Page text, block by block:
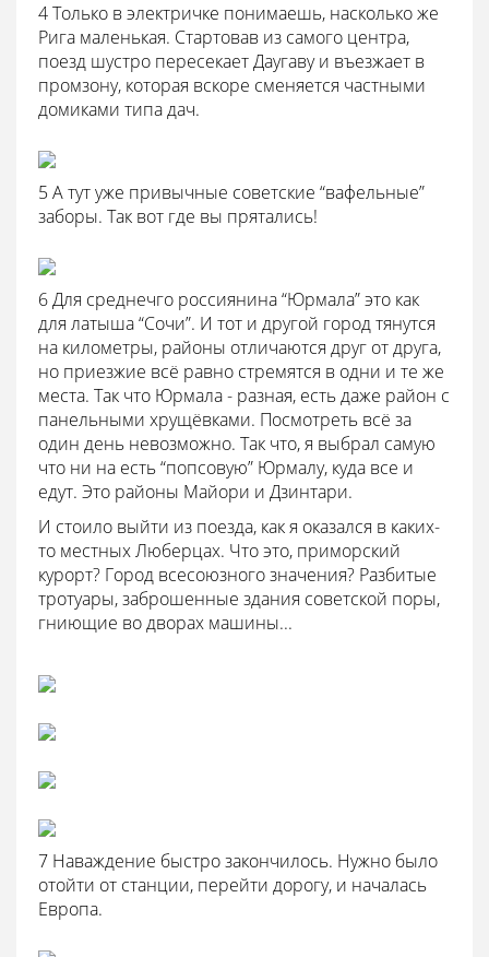
4 Только в электричке понимаешь, насколько же
Рига маленькая. Стартовав из самого центра,
поезд шустро пересекает Даугаву и въезжает в
промзону, которая вскоре сменяется частными
домиками типа дач.
5 А тут уже привычные советские “вафельные”
заборы. Так вот где вы прятались!
6 Для среднечго россиянина “Юрмала” это как
для латыша “Сочи”. И тот и другой город тянутся
на километры, районы отличаются друг от друга,
но приезжие всё равно стремятся в одни и те же
места. Так что Юрмала - разная, есть даже район с
панельными хрущёвками. Посмотреть всё за
один день невозможно. Так что, я выбрал самую
что ни на есть “попсовую” Юрмалу, куда все и
едут. Это районы Майори и Дзинтари.
И стоило выйти из поезда, как я оказался в каких-
то местных Люберцах. Что это, приморский
курорт? Город всесоюзного значения? Разбитые
тротуары, заброшенные здания советской поры,
гниющие во дворах машины...
7 Наваждение быстро закончилось. Нужно было
отойти от станции, перейти дорогу, и началась
Европа.